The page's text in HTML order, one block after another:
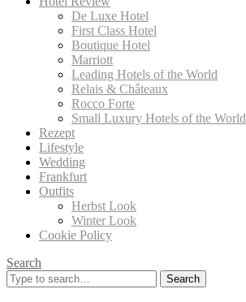
De Luxe Hotel
First Class Hotel
Boutique Hotel
Marriott
Leading Hotels of the World
Relais & Châteaux
Rocco Forte
Small Luxury Hotels of the World
Rezept
Lifestyle
Wedding
Frankfurt
Outfits
Herbst Look
Winter Look
Cookie Policy
Search
Search
for: